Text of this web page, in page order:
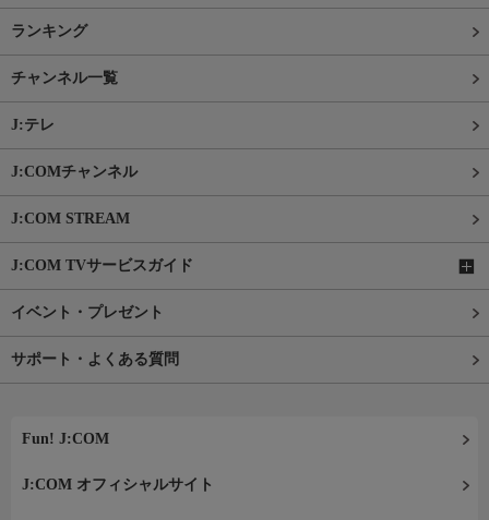
ランキング
チャンネル一覧
J:テレ
J:COMチャンネル
J:COM STREAM
J:COM TVサービスガイド
イベント・プレゼント
サポート・よくある質問
Fun! J:COM
J:COM オフィシャルサイト